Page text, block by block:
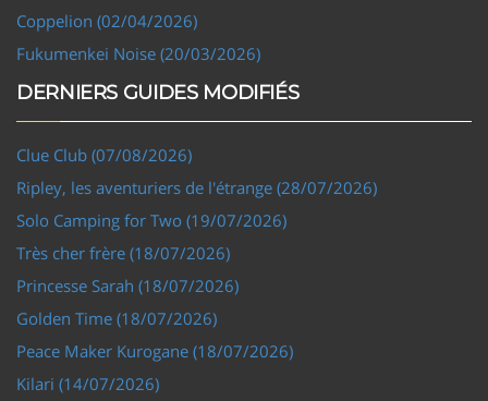
Coppelion (02/04/2026)
Fukumenkei Noise (20/03/2026)
DERNIERS GUIDES MODIFIÉS
Clue Club (07/08/2026)
Ripley, les aventuriers de l'étrange (28/07/2026)
Solo Camping for Two (19/07/2026)
Très cher frère (18/07/2026)
Princesse Sarah (18/07/2026)
Golden Time (18/07/2026)
Peace Maker Kurogane (18/07/2026)
Kilari (14/07/2026)